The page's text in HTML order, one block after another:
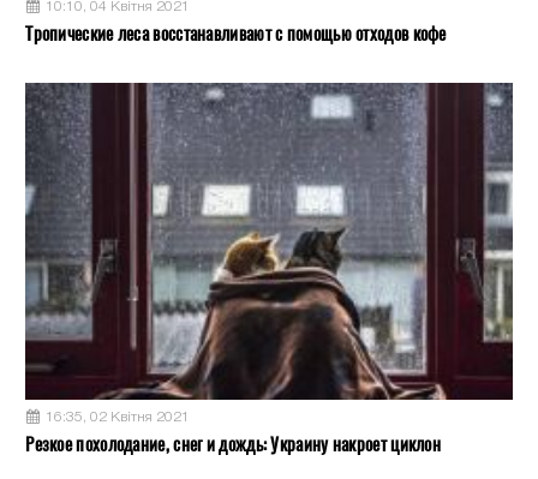
10:10, 04 Квітня 2021
Тропические леса восстанавливают с помощью отходов кофе
16:35, 02 Квітня 2021
Резкое похолодание, снег и дождь: Украину накроет циклон